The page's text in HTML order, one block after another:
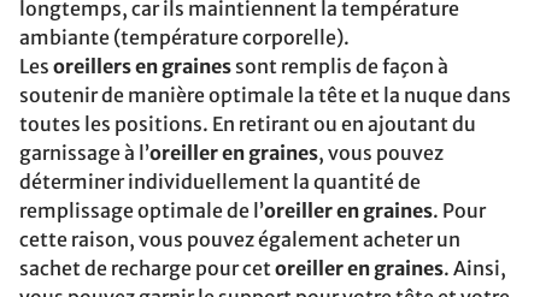
longtemps, car ils maintiennent la température
ambiante (température corporelle).
Les oreillers en graines sont remplis de façon à
soutenir de manière optimale la tête et la nuque dans
toutes les positions. En retirant ou en ajoutant du
garnissage à l’oreiller en graines, vous pouvez
déterminer individuellement la quantité de
remplissage optimale de l’oreiller en graines. Pour
cette raison, vous pouvez également acheter un
sachet de recharge pour cetoreiller en graines. Ainsi,